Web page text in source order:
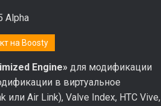
Alpha
на Boosty
Engine» для модификации
в виртуальное
Air Link), Valve Index, HTC Vive,